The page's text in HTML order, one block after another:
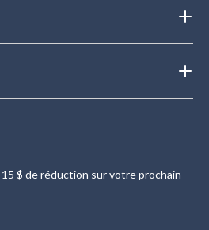
$ de réduction sur votre prochain